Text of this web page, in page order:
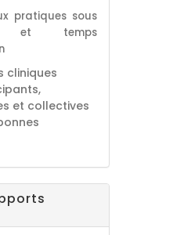
pratiques sous
et temps
cliniques
et collectives